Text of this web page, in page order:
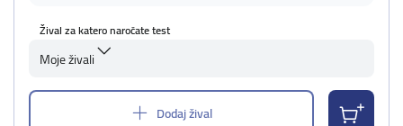
Žival za katero naročate test
Moje živali
Dodaj žival